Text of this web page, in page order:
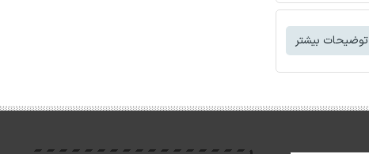
توضیحات بیشتر